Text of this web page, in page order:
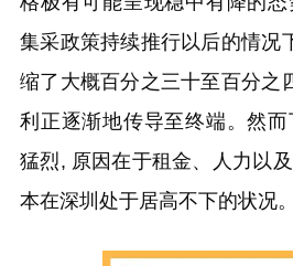
集采政策持续推行以后的情况
缩了大概百分之三十至百分之
利正逐渐地传导至终端。然
猛烈, 原因在于租金、人力以
本在深圳处于居高不下的状况。